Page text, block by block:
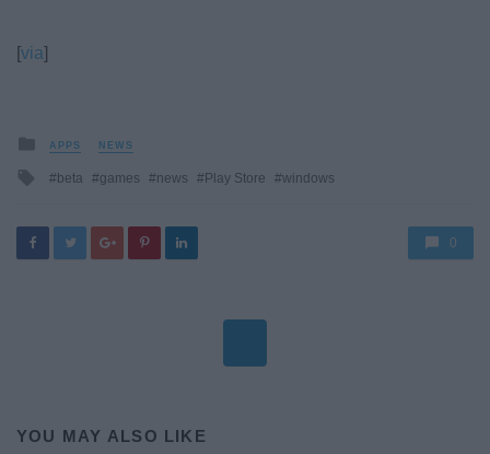
[via]
Posted
APPS NEWS
Tagged
beta games news Play Store windows
0
YOU MAY ALSO LIKE